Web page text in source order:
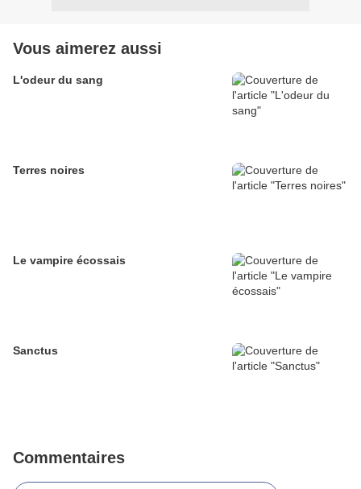
Vous aimerez aussi
L'odeur du sang
Terres noires
Le vampire écossais
Sanctus
Commentaires